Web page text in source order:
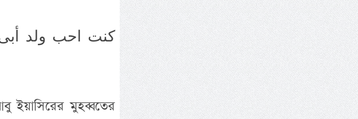
كنت احب ولد أبى
ইয়াসিরের মুহব্বতের